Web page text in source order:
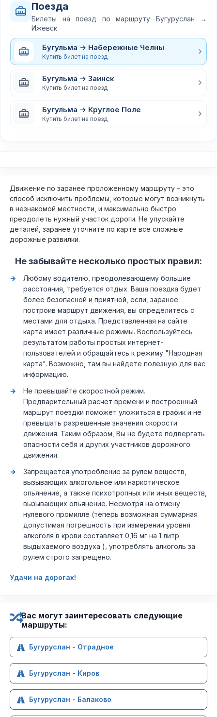
Поезда
Билеты на поезд по маршруту Бугуруслан →
Ижевск
Бугульма → Набережные Челны
Купить билет на поезд
Бугульма → Заинск
Купить билет на поезд
Бугульма → Круглое Поле
Купить билет на поезд
Движение по заранее проложенному маршруту – это
способ исключить проблемы, которые могут возникнуть
в незнакомой местности, и максимально быстро
преодолеть нужный участок дороги. Не упускайте
деталей, заранее уточните по карте все сложные
дорожные развилки.
Не забывайте несколько простых правил:
Любому водителю, преодолевающему большие
расстояния, требуется отдых. Ваша поездка будет
более безопасной и приятной, если, заранее
построив маршрут движения, вы определитесь с
местами для отдыха. Представленная на сайте
карта имеет различные режимы. Воспользуйтесь
результатом работы простых интернет-
пользователей и обращайтесь к режиму "Народная
карта". Возможно, там вы найдете полезную для вас
информацию.
Не превышайте скоростной режим.
Предварительный расчет времени и построенный
маршрут поездки поможет уложиться в график и не
превышать разрешенные значения скорости
движения. Таким образом, Вы не будете подвергать
опасности себя и других участников дорожного
движения.
Запрещается употребление за рулем веществ,
вызывающих алкогольное или наркотическое
опьянение, а также психотропных или иных веществ,
вызывающих опьянение. Несмотря на отмену
нулевого промилле (теперь возможная суммарная
допустимая погрешность при измерении уровня
алкоголя в крови составляет 0,16 мг на 1 литр
выдыхаемого воздуха ), употреблять алкоголь за
рулем строго запрещено.
Удачи на дорогах!
Вас могут заинтересовать следующие
маршруты:
Бугуруслан - Отрадное
Бугуруслан - Киров
Бугуруслан - Балаково